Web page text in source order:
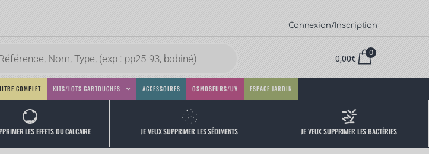
Connexion/Inscription
0,00€
0
COMPLET KITS/LOTS CARTOUCHES ACCESSOIRES OSMOSEURS/UV ESPACE JARDIN
LES EFFETS DU CALCAIRE JE VEUX SUPPRIMER LES SÉDIMENTS JE VEUX SUPPRIMER LES BACTÉRIES